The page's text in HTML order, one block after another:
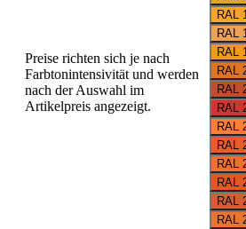
Preise richten sich je nach
Farbtonintensivität und werden
nach der Auswahl im
Artikelpreis angezeigt.